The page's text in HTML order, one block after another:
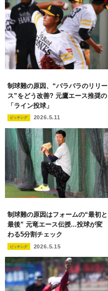
制球難の原因、“バラバラのリリー
ス”をどう改善? 元鷹エース推奨の
「ライン投球」
ピッチング 2026.5.11
制球難の原因はフォームの“最初と
最後” 元竜エース伝授...投球が変
わる5分割チェック
ピッチング 2026.5.15